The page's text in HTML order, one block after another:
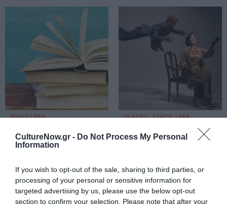
CultureNow.gr - Do Not Process My Personal
Information
If you wish to opt-out of the sale, sharing to third parties, or
processing of your personal or sensitive information for
targeted advertising by us, please use the below opt-out
section to confirm your selection. Please note that after your
ΒΙΒΛΙΟ / ΝΕΑ
Τα Κρατικά
Λογοτεχνικά
ανακοινώθηκαν!
ΘΕΑΤΡΟ - ΧΟΡΟΣ / ΝΕΑ
Η Καραμέλα, της
Ελένης
Θέατρο 104
ΒΙΒΛΙΟ / REVIEWS ΒΙΒΛΙΟ / ΝΕΑ